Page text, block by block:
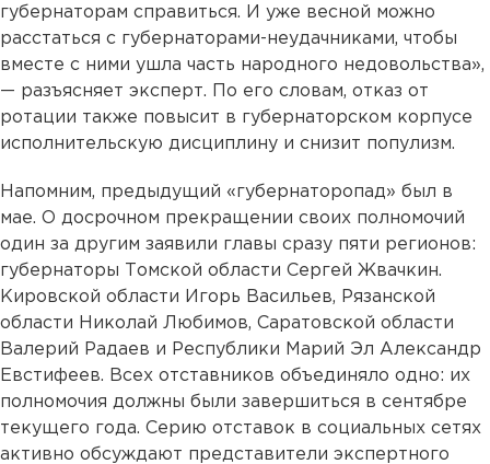
губернаторам справиться. И уже весной можно
расстаться с губернаторами-неудачниками, чтобы
вместе с ними ушла часть народного недовольства»,
— разъясняет эксперт. По его словам, отказ от
ротации также повысит в губернаторском корпусе
исполнительскую дисциплину и снизит популизм.
Напомним, предыдущий «губернаторопад» был в
мае. О досрочном прекращении своих полномочий
один за другим заявили главы сразу пяти регионов:
губернаторы Томской области Сергей Жвачкин.
Кировской области Игорь Васильев, Рязанской
области Николай Любимов, Саратовской области
Валерий Радаев и Республики Марий Эл Александр
Евстифеев. Всех отставников объединяло одно: их
полномочия должны были завершиться в сентябре
текущего года. Серию отставок в социальных сетях
активно обсуждают представители экспертного